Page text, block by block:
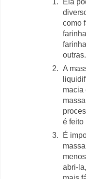
Ela
como
outras.
A
macia
é feito
É
abri-